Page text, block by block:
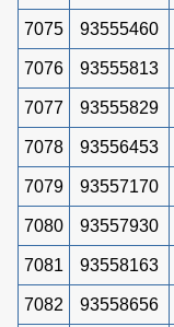
7075 93555460
7076 93555813
7077 93555829
7078 93556453
7079 93557170
7080 93557930
7081 93558163
7082 93558656